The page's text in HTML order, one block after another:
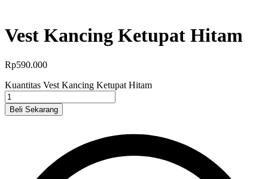
Vest Kancing Ketupat Hitam
Rp590.000
Kuantitas Vest Kancing Ketupat Hitam
Beli Sekarang